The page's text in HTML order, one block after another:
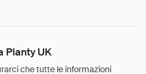
Planty UK
che tutte le informazioni